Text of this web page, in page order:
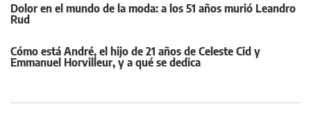
Dolor en el mundo de la moda: a los 51 años murió Leandro
Rud
Cómo está André, el hijo de 21 años de Celeste Cid y
Emmanuel Horvilleur, y a qué se dedica